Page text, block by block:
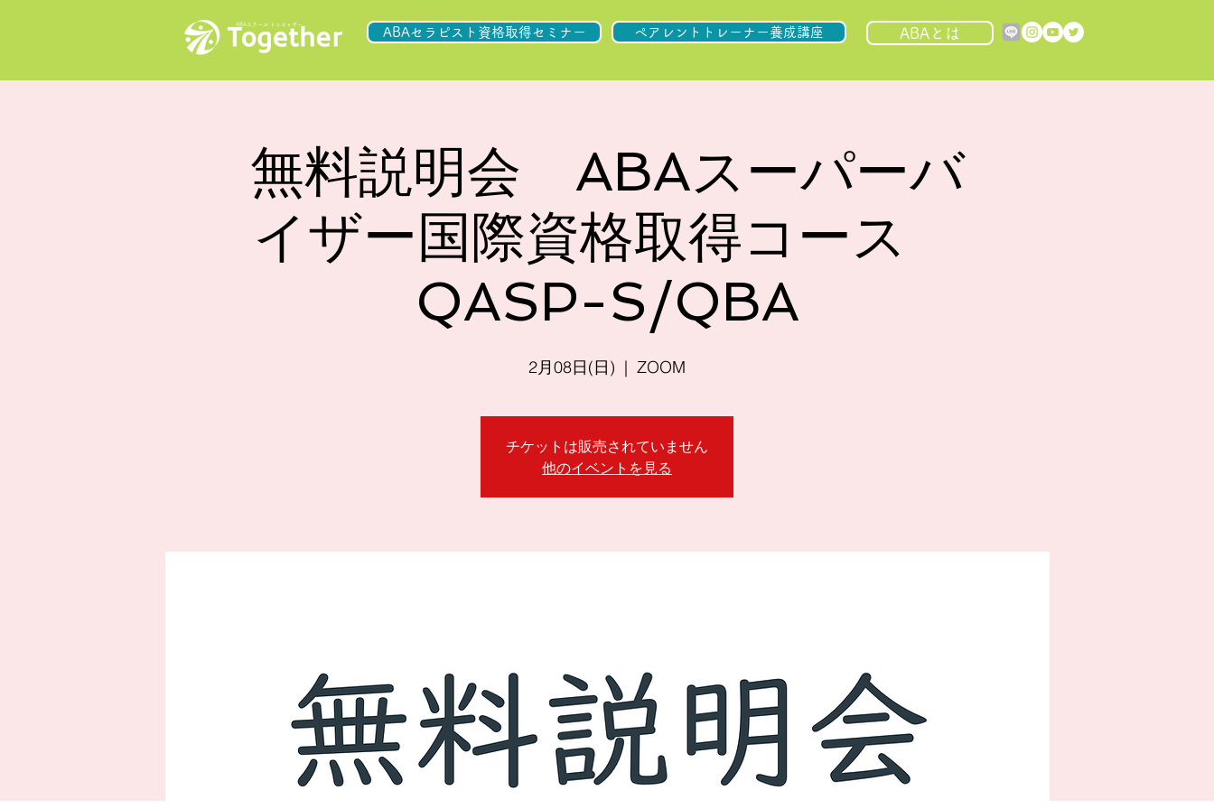
ABAスクール トゥギャザー
ABAセラピスト資格取得セミナー ペアレントトレーナー養成講座 ABAとは
無料説明会 ABAスーパーバ
イザー国際資格取得コース
QASP-S/QBA
2月08日(日)
  |
ZOOM
チケットは販売されていません
他のイベントを見る